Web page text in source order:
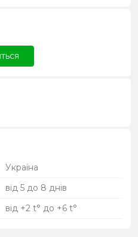
Україна
від 5 до 8 днів
від +2 t° до +6 t°